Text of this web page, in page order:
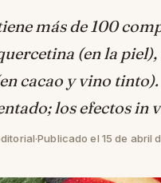
más de 100
(en la
cacao y vino
los efectos in
·Publicado el 15 de abril